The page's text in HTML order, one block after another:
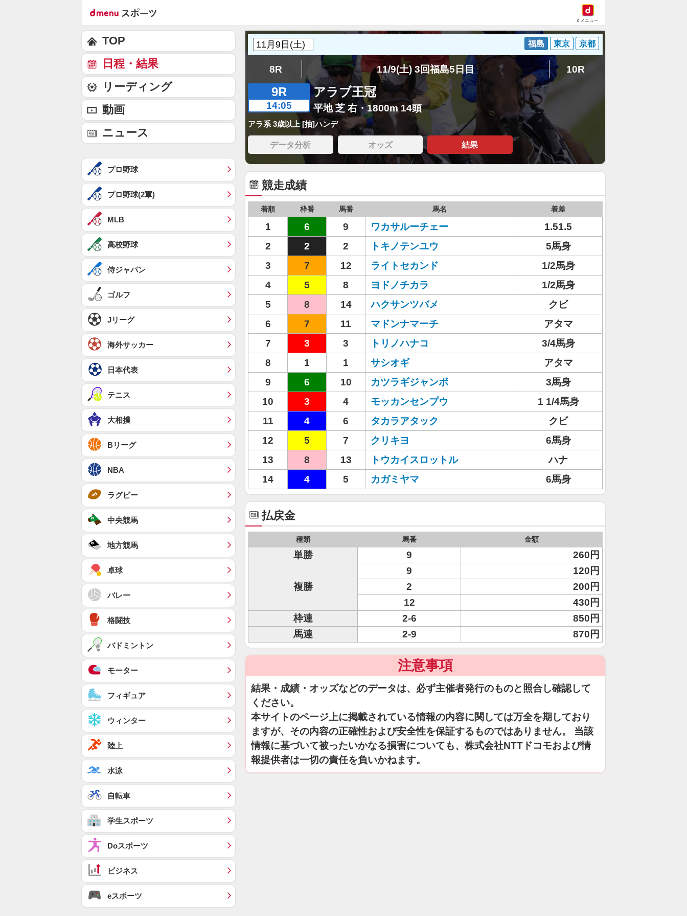
dメニュー
福島 東京 京都
8R 11/9(土) 3回福島5日目 10R
9R
14:05
アラブ王冠
平地 芝 右・1800m 14頭
アラ系 3歳以上 [抽]ハンデ
データ分析 オッズ 結果
競走成績
着順 枠番 馬番 馬名 着差
1 6 9 ワカサルーチェー
1.51.5
2
2 2 トキノテンユウ
5馬身
3
7 12 ライトセカンド
1/2馬身
4
5 8 ヨドノチカラ
1/2馬身
5
8 14 ハクサンツバメ
クビ
6
7 11 マドンナマーチ
アタマ
7
3 3 トリノハナコ
3/4馬身
8
1 1 サシオギ
アタマ
9
6 10 カツラギジャンボ
3馬身
10
3 4 モッカンセンプウ
1 1/4馬身
11
4 6 タカラアタック
クビ
12
5 7 クリキヨ
6馬身
13
8 13 トウカイスロットル
ハナ
14
4 5 カガミヤマ 6馬身
払戻金
種類 馬番 金額
単勝 9 260円
複勝
9
120円
2
200円
12
430円
枠連
2-6
850円
馬連
2-9 870円
注意事項
結果・成績・オッズなどのデータは、必ず主催者発行のものと照合し確認して
ください。
本サイトのページ上に掲載されている情報の内容に関しては万全を期しており
ますが、その内容の正確性および安全性を保証するものではありません。 当該
情報に基づいて被ったいかなる損害についても、株式会社NTTドコモおよび情
報提供者は一切の責任を負いかねます。
TOP
日程・結果
リーディング
動画
ニュース
プロ野球
プロ野球(2軍)
MLB
高校野球
侍ジャパン
ゴルフ
Jリーグ
海外サッカー
日本代表
テニス
大相撲
Bリーグ
NBA
ラグビー
中央競馬
地方競馬
卓球
バレー
格闘技
バドミントン
モーター
フィギュア
ウィンター
陸上
水泳
自転車
学生スポーツ
Doスポーツ
ビジネス
eスポーツ